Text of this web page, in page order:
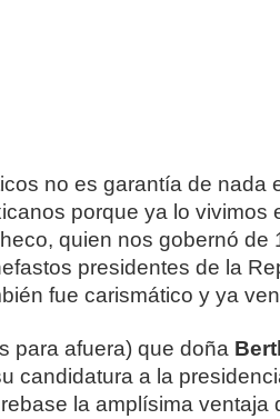
no es garantía de nada
porque ya lo vivimos
quien nos gobernó de
presidentes de la
fue carismático y ya
para afuera) que doña
candidatura a la
la amplísima ventaja